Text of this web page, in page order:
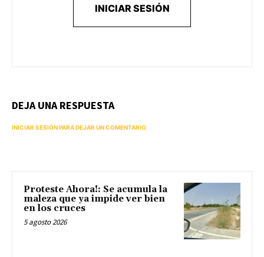
INICIAR SESIÓN
DEJA UNA RESPUESTA
INICIAR SESIÓN PARA DEJAR UN COMENTARIO
Proteste Ahora!: Se acumula la
maleza que ya impide ver bien
en los cruces
5 agosto 2026